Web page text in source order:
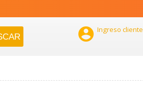
 Ingreso